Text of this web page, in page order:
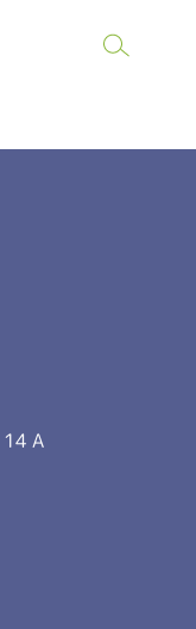
14 А